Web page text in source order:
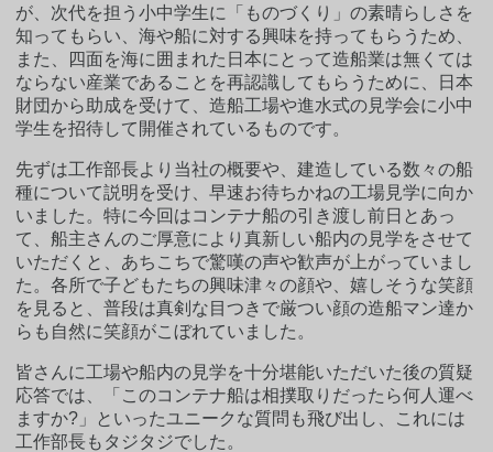
が、次代を担う小中学生に「ものづくり」の素晴らしさを
知ってもらい、海や船に対する興味を持ってもらうため、
また、四面を海に囲まれた日本にとって造船業は無くては
ならない産業であることを再認識してもらうために、日本
財団から助成を受けて、造船工場や進水式の見学会に小中
学生を招待して開催されているものです。
先ずは工作部長より当社の概要や、建造している数々の船
種について説明を受け、早速お待ちかねの工場見学に向か
いました。特に今回はコンテナ船の引き渡し前日とあっ
て、船主さんのご厚意により真新しい船内の見学をさせて
いただくと、あちこちで驚嘆の声や歓声が上がっていまし
た。各所で子どもたちの興味津々の顔や、嬉しそうな笑顔
を見ると、普段は真剣な目つきで厳つい顔の造船マン達か
らも自然に笑顔がこぼれていました。
皆さんに工場や船内の見学を十分堪能いただいた後の質疑
応答では、「このコンテナ船は相撲取りだったら何人運べ
ますか?」といったユニークな質問も飛び出し、これには
工作部長もタジタジでした。